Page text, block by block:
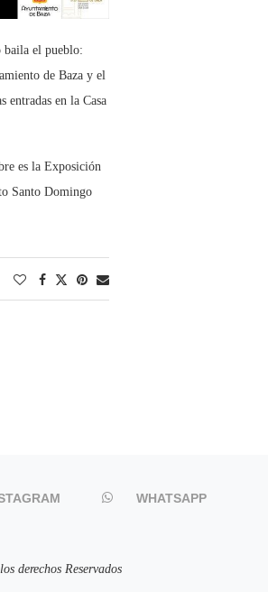
baila el pueblo:
de Baza y el
entradas en la Casa
es la Exposición
Santo Domingo
WHATSAPP
derechos Reservados